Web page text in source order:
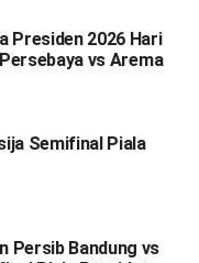
Presiden 2026 Hari
vs Arema
Semifinal Piala
Persib Bandung vs